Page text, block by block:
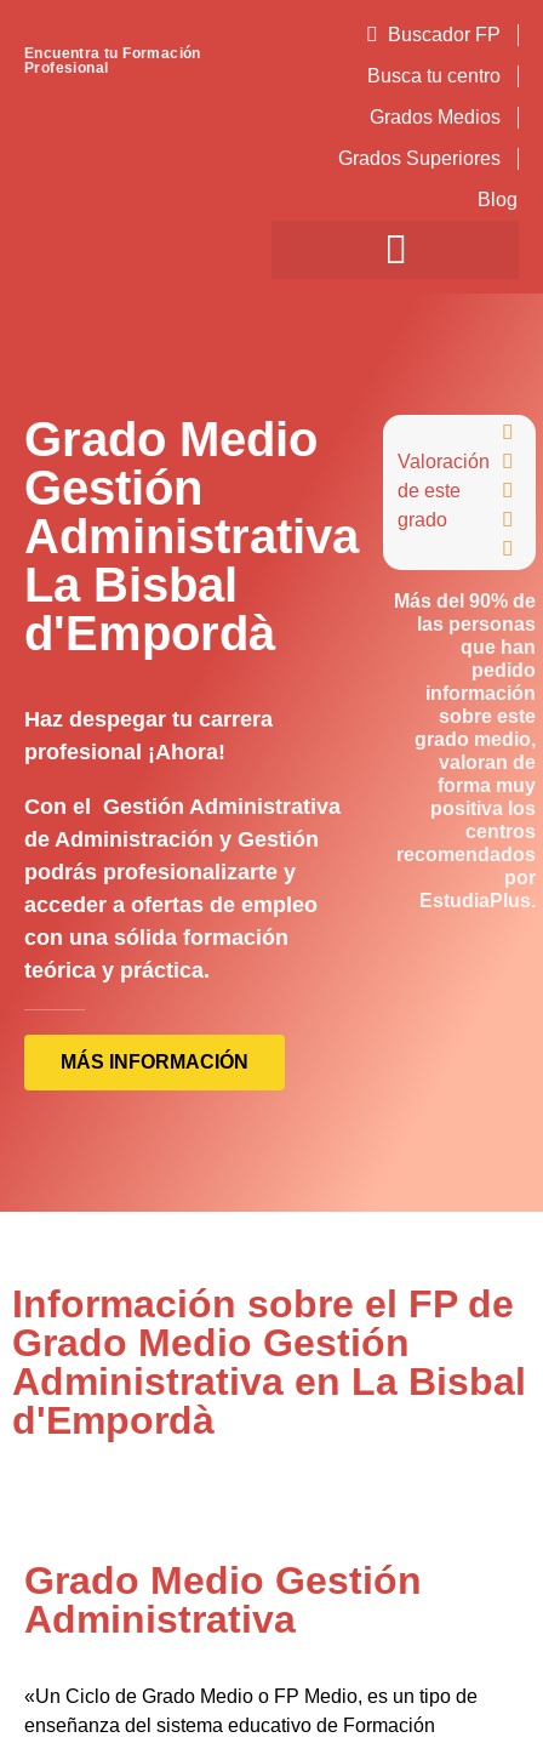
Encuentra tu Formación
Profesional
Buscador FP
Busca tu centro
Grados Medios
Grados Superiores
Blog
Grado Medio
Gestión
Administrativa
La Bisbal
d'Empordà
Haz despegar tu carrera
profesional ¡Ahora!
Con el Gestión Administrativa
de Administración y Gestión
podrás profesionalizarte y
acceder a ofertas de empleo
con una sólida formación
teórica y práctica.
MÁS INFORMACIÓN
Valoración
de este
grado





Más del 90% de
las personas
que han
pedido
información
sobre este
grado medio,
valoran de
forma muy
positiva los
centros
recomendados
por
EstudiaPlus.
Información sobre el FP de
Grado Medio Gestión
Administrativa en La Bisbal
d'Empordà
Grado Medio Gestión
Administrativa
«Un Ciclo de Grado Medio o FP Medio, es un tipo de
enseñanza del sistema educativo de Formación